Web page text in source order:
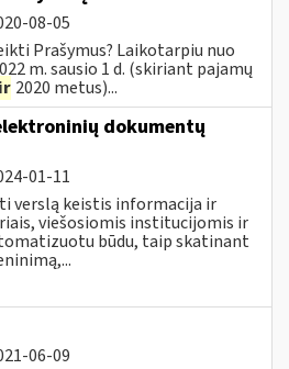
08-05
Prašymus? Laikotarpiu nuo
m. sausio 1 d. (skiriant pajamų
ir 2020 metus)...
dokumentų
01-11
verslą keistis informacija ir
viešosiomis institucijomis ir
būdu, taip skatinant
06-09